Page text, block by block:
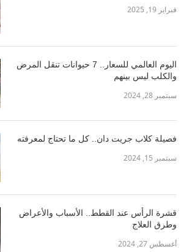
فبراير 19, 2025
اليوم العالمي للسعار.. 7 حيوانات تنقل المرض
والكلب ليس بينهم
سبتمبر 28, 2024
فصيلة كلاب جريت دان.. كل ما تحتاج لمعرفته
سبتمبر 15, 2024
قشرة الرأس عند القطط.. الأسباب والأعراض
وطرق العلاج
أغسطس 27, 2024